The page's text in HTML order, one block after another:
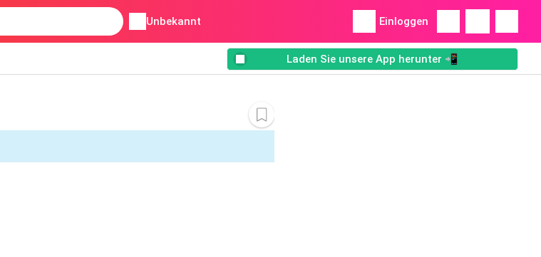
Unbekannt Einloggen
Laden Sie unsere App herunter 📲